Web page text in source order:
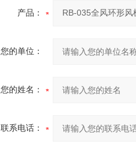
产品：
您的单位：
您的姓名：
联系电话：